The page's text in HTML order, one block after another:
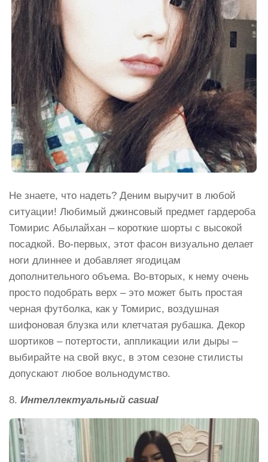
Не знаете, что надеть? Деним выручит в любой
ситуации! Любимый джинсовый предмет гардероба
Томирис Абылайхан – короткие шорты с высокой
посадкой. Во-первых, этот фасон визуально делает
ноги длиннее и добавляет ягодицам
дополнительного объема. Во-вторых, к нему очень
просто подобрать верх – это может быть простая
черная футболка, как у Томирис, воздушная
шифоновая блузка или клетчатая рубашка. Декор
шортиков – потертости, аппликации или дыры –
выбирайте на свой вкус, в этом сезоне стилисты
допускают любое вольнодумство.
8. Интеллектуальный casual